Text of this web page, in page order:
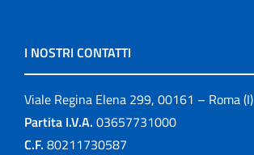
I NOSTRI CONTATTI
Viale Regina Elena 299, 00161 – Roma (I)
Partita I.V.A. 03657731000
C.F. 80211730587